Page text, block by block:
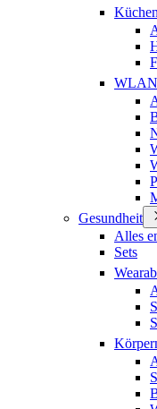
Gesundheit
Alles
Sets